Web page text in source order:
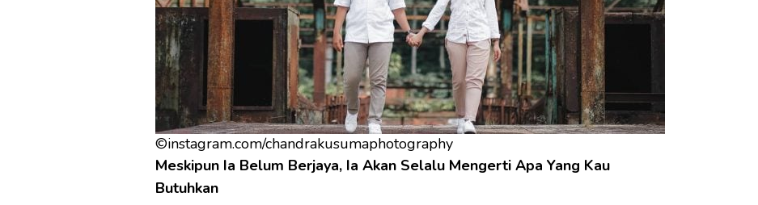
©instagram.com/chandrakusumaphotography
Meskipun Ia Belum Berjaya, Ia Akan Selalu Mengerti Apa Yang Kau
Butuhkan